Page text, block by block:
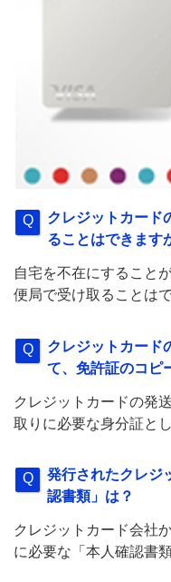
クレジットカード
ることはできます
自宅を不在にすること
便局で受け取ることは
クレジットカード
て、免許証のコピ
クレジットカードの発
取りに必要な身分証と
発行されたクレジ
認書類」は？
クレジットカード会社
に必要な「本人確認書